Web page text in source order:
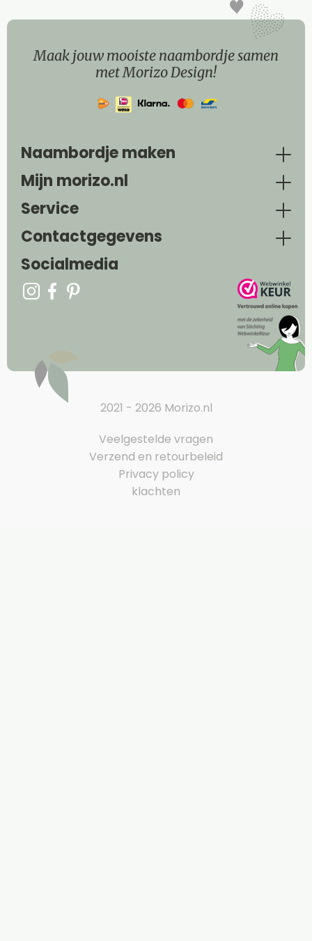
Maak jouw mooiste naambordje samen
met Morizo Design!
Naambordje maken
Mijn morizo.nl
Service
Contactgegevens
Socialmedia
2021 - 2026 Morizo.nl
Veelgestelde vragen
Verzend en retourbeleid
Privacy policy
klachten